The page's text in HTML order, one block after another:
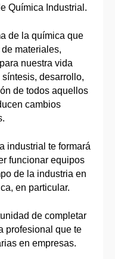
Química Industrial.
de la química que
materiales,
nuestra vida
desarrollo,
de todos aquellos
cambios
industrial te formará
funcionar equipos
de la industria en
en particular.
de completar
profesional que te
en empresas.